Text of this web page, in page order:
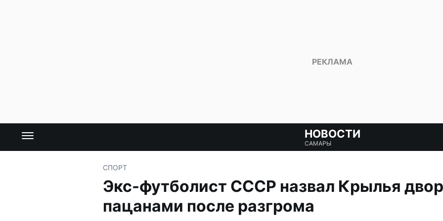
НОВОСТИ
САМАРЫ
СПОРТ
Экс-футболист СССР назвал Крылья
пацанами после разгрома